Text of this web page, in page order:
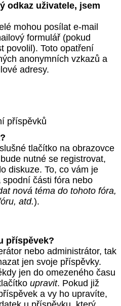
odkaz uživatele, jsem
mohou posílat e-mail
formulář (pokud
povolil). Toto opatření
anonymních vzkazů a
adresy.
příspěvků
tlačítko na obrazovce
nutné se registrovat,
diskuze. To, co vám je
části fóra nebo
nová téma do tohoto fóra,
atd.).
příspěvek?
nebo administrátor, tak
jen svoje příspěvky.
jen do omezeného času
upravit. Pokud již
a vy ho upravíte,